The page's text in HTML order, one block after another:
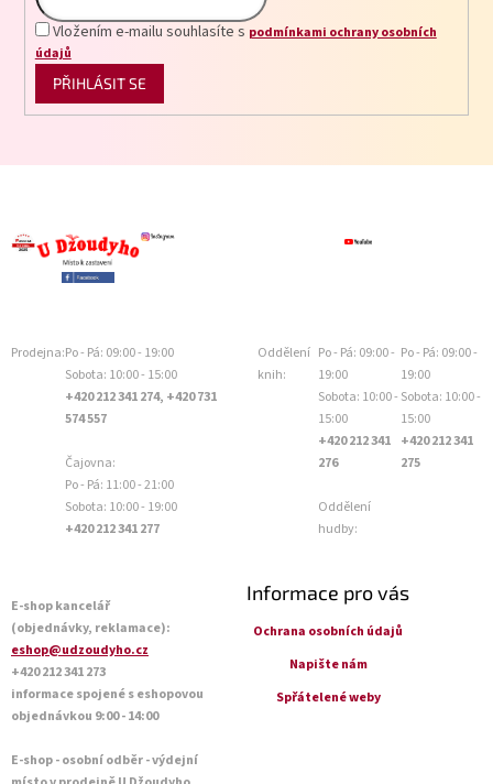
Vložením e-mailu souhlasíte s podmínkami ochrany osobních
údajů
PŘIHLÁSIT SE
Prodejna:Po - Pá: 09:00 - 19:00
Sobota: 10:00 - 15:00
+420 212 341 274, +420 731
574 557
Čajovna:
Po - Pá: 11:00 - 21:00
Sobota: 10:00 - 19:00
+420 212 341 277
Oddělení
knih:
Po - Pá: 09:00 -
19:00
Sobota: 10:00 -
15:00
+420 212 341
276
Oddělení
hudby:
Po - Pá: 09:00 -
19:00
Sobota: 10:00 -
15:00
+420 212 341
275
E-shop kancelář
(objednávky, reklamace):
eshop@udzoudyho.cz
+420 212 341 273
informace spojené s eshopovou
objednávkou 9:00 - 14:00
E-shop - osobní odběr - výdejní
Informace pro vás
Ochrana osobních údajů
Napište nám
Spřátelené weby